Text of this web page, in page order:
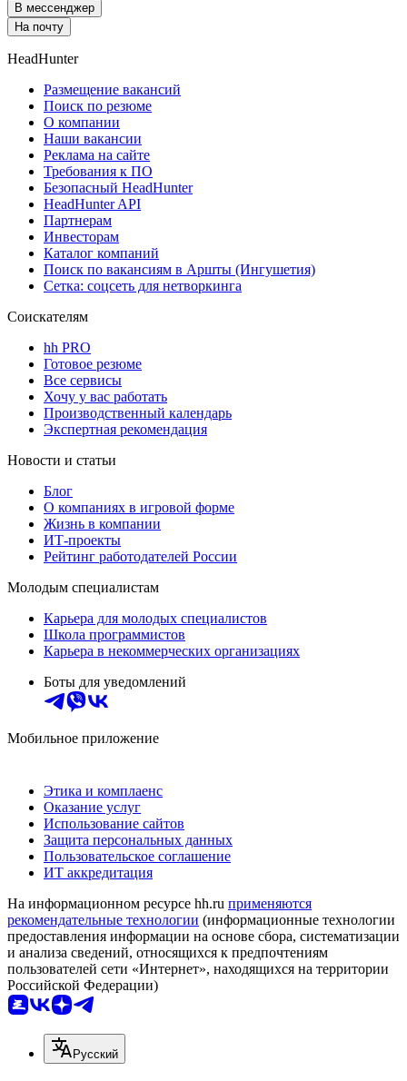
В мессенджер
На почту
HeadHunter
Размещение вакансий
Поиск по резюме
О компании
Наши вакансии
Реклама на сайте
Требования к ПО
Безопасный HeadHunter
HeadHunter API
Партнерам
Инвесторам
Каталог компаний
Поиск по вакансиям в Аршты (Ингушетия)
Сетка: соцсеть для нетворкинга
Соискателям
hh PRO
Готовое резюме
Все сервисы
Хочу у вас работать
Производственный календарь
Экспертная рекомендация
Новости и статьи
Блог
О компаниях в игровой форме
Жизнь в компании
ИТ-проекты
Рейтинг работодателей России
Молодым специалистам
Карьера для молодых специалистов
Школа программистов
Карьера в некоммерческих организациях
Боты для уведомлений
Мобильное приложение
Этика и комплаенс
Оказание услуг
Использование сайтов
Защита персональных данных
Пользовательское соглашение
ИТ аккредитация
На информационном ресурсе hh.ru применяются
рекомендательные технологии (информационные технологии
предоставления информации на основе сбора, систематизации
и анализа сведений, относящихся к предпочтениям
пользователей сети «Интернет», находящихся на территории
Российской Федерации)
Русский